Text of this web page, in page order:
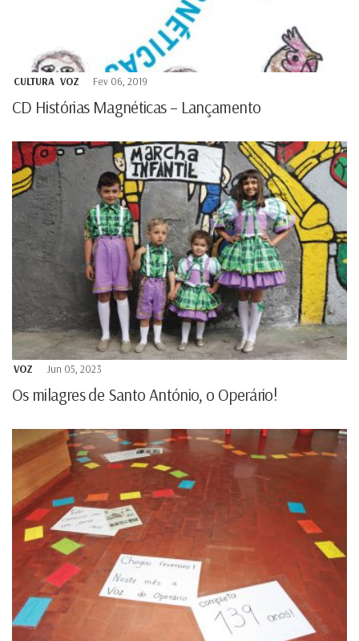
CULTURA VOZ Fev 06, 2019
CD Histórias Magnéticas – Lançamento
VOZ Jun 05, 2023
Os milagres de Santo António, o Operário!